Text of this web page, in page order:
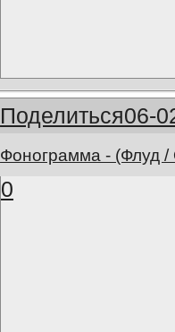
Поделиться06-
Фонограмма - (Флуд
0